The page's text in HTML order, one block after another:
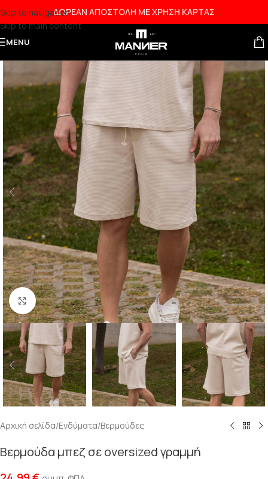
Skip to navigation
Skip to main content
ΔΩΡΕΑΝ ΑΠΟΣΤΟΛΗ ΜΕ ΧΡΗΣΗ ΚΑΡΤΑΣ
MENU
Click to enlarge
Αρχική σελίδα/Ενδύματα/Βερμούδες
Βερμούδα μπεζ σε oversized γραμμή